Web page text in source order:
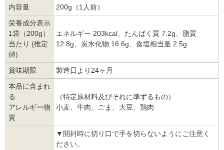
内容量
200g（1人前）
栄養成分表示
1袋（200g）
当たり (推定
値)
エネルギー 203kcal、たんぱく質 7.2g、脂質
12.8g、炭水化物 16.6g、食塩相当量 2.5g
賞味期限
製造日より24ヶ月
本品に含まれ
る
アレルギー物
質
（特定原材料及びそれに準ずるもの）
小麦、牛肉、ごま、大豆、鶏肉
▼開封時に切り口で手を切らないようにご注意く
ださい。